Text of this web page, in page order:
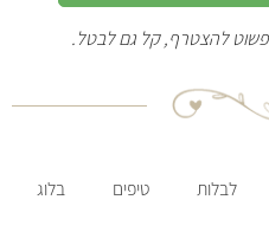
לבלות טיפים בלוג